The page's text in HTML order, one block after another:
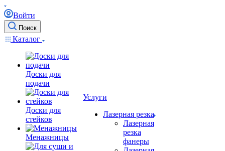
Войти
Поиск
Каталог
Доски для
подачи
Доски для
стейков
Менажницы
Услуги
Лазерная резка
Лазерная
резка
фанеры